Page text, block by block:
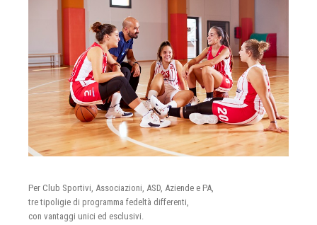
Per Club Sportivi, Associazioni, ASD, Aziende e PA,
tre tipoligie di programma fedeltà differenti,
con vantaggi unici ed esclusivi.